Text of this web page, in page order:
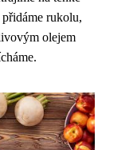
rukolu,
olejem